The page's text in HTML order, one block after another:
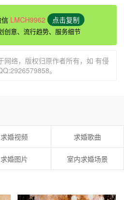
得已》
人的眼睛，在我脑海里，你的
，看到你受委屈，我会伤心。”
好。曲风比较轻快，整首歌都在
适合性格比较嘻嘻哈哈的那种男
己喜欢的女生还会很紧张，很阳
LMCH9962 点击复制
创意、流行趋势、服务细节
网络，版权归原作者所有，如 有侵
。
求婚视频 求婚歌曲
求婚图片 室内求婚场景